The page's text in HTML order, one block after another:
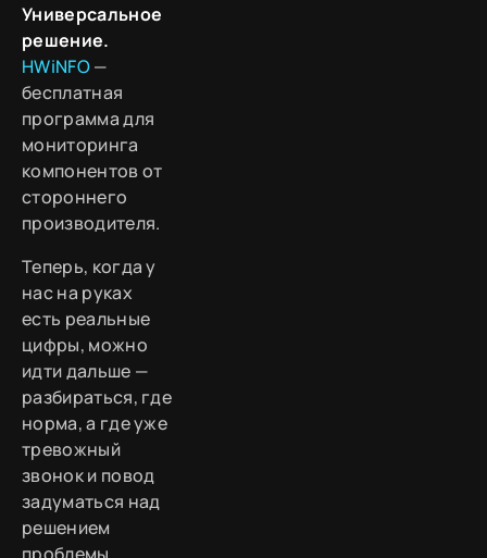
Универсальное
решение.
HWiNFO—
бесплатная
программа для
мониторинга
компонентов от
стороннего
производителя.
Теперь, когда у
нас на руках
есть реальные
цифры, можно
идти дальше —
разбираться, где
норма, а где уже
тревожный
звонок и повод
задуматься над
решением